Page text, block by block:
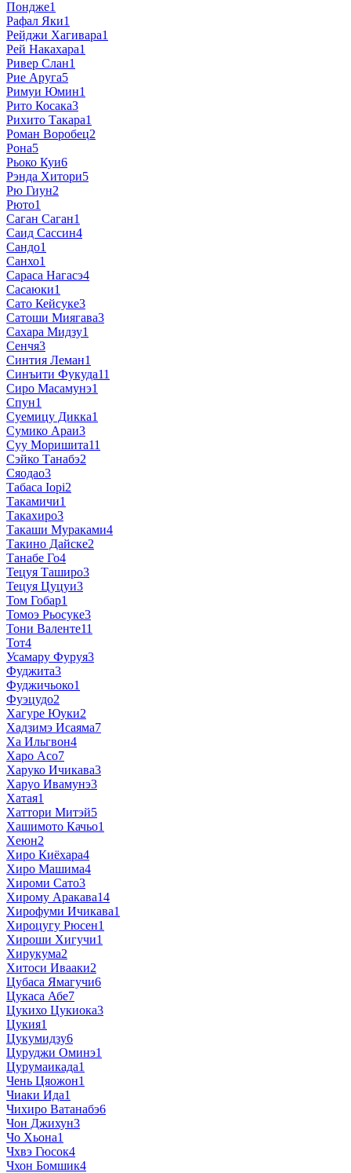
Пондже1
Рафал Яки1
Рейджи Хагивара1
Рей Накахара1
Ривер Слан1
Рие Аруга5
Римуи Юмин1
Рито Косака3
Рихито Такара1
Роман Воробец2
Рона5
Рьоко Куи6
Рэнда Хитори5
Рю Гиун2
Рюто1
Саган Саган1
Саид Сассин4
Сандо1
Санхо1
Сараса Нагасэ4
Сасаюки1
Сато Кейсуке3
Сатоши Миягава3
Сахара Мидзу1
Сенчя3
Синтия Леман1
Синъити Фукуда11
Сиро Масамунэ1
Спун1
Суемицу Дикка1
Сумико Араи3
Суу Моришита11
Сэйко Танабэ2
Сяодао3
Табаса Іорі2
Такамичи1
Такахиро3
Такаши Мураками4
Такино Дайске2
Танабе Го4
Тецуя Таширо3
Тецуя Цуцуи3
Том Гобар1
Томоэ Рьосуке3
Тони Валенте11
Тот4
Усамару Фуруя3
Фуджита3
Фуджичьоко1
Фуэцудо2
Хагуре Юуки2
Хадзимэ Исаяма7
Ха Ильгвон4
Харо Асо7
Харуко Ичикава3
Харуо Ивамунэ3
Хатая1
Хаттори Митэй5
Хашимото Качьо1
Хеюн2
Хиро Киёхара4
Хиро Машима4
Хироми Сато3
Хирому Аракава14
Хирофуми Ичикава1
Хироцугу Рюсен1
Хироши Хигучи1
Хирукума2
Хитоси Ивааки2
Цубаса Ямагучи6
Цукаса Абе7
Цукихо Цукиока3
Цукия1
Цукумидзу6
Цуруджи Оминэ1
Цурумаикада1
Чень Цяожон1
Чиаки Ида1
Чихиро Ватанабэ6
Чон Джихун3
Чо Хьона1
Чхвэ Гюсок4
Чхон Бомшик4